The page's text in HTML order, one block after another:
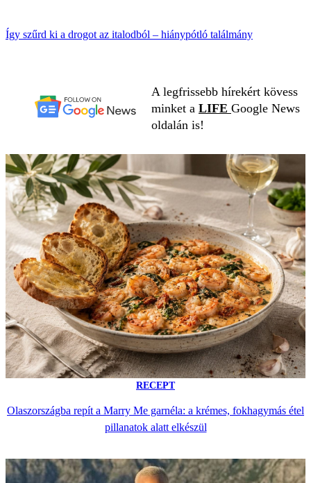
Így szűrd ki a drogot az italodból – hiánypótló találmány
A legfrissebb hírekért kövess
minket a LIFE Google News
oldalán is!
RECEPT
Olaszországba repít a Marry Me garnéla: a krémes, fokhagymás étel
pillanatok alatt elkészül